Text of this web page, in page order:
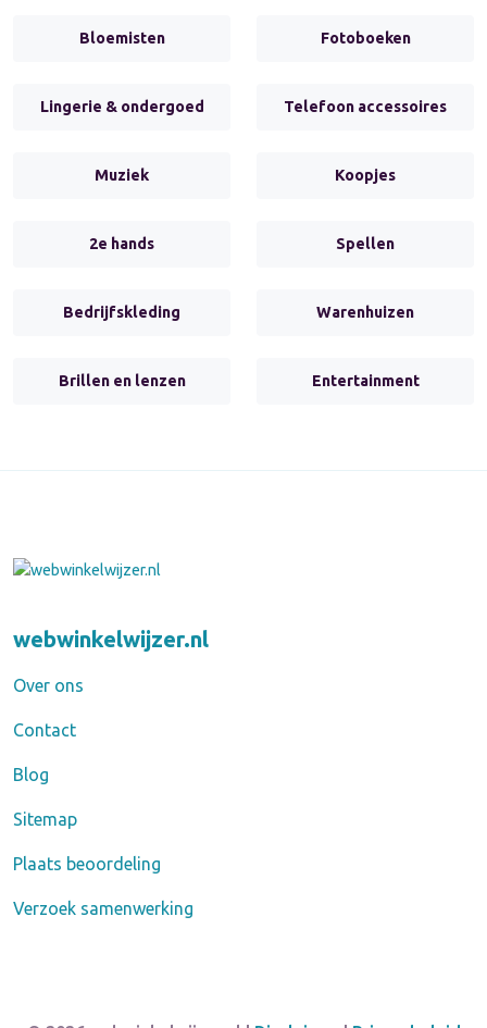
Bloemisten Fotoboeken
Lingerie & ondergoed Telefoon accessoires
Muziek Koopjes
2e hands Spellen
Bedrijfskleding Warenhuizen
Brillen en lenzen Entertainment
webwinkelwijzer.nl
Over ons
Contact
Blog
Sitemap
Plaats beoordeling
Verzoek samenwerking